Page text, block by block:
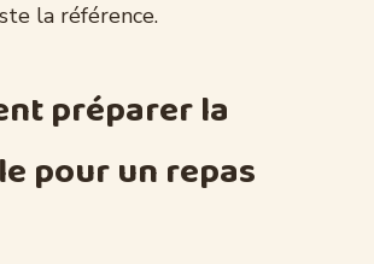
la référence.
préparer la
pour un repas